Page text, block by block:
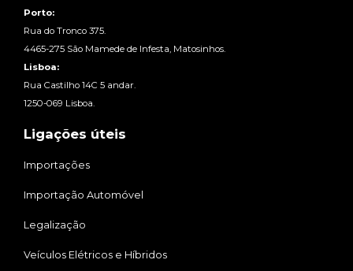
Porto:
Rua do Tronco 375.
4465-275 São Mamede de Infesta, Matosinhos.
Lisboa:
Rua Castilho 14C 5 andar.
1250-069 Lisboa.
Ligações úteis
Importações
Importação Automóvel
Legalização
Veículos Elétricos e Híbridos